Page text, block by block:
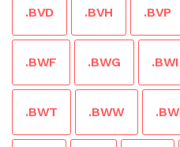
.BVD .BVH .BVP
.BWF .BWG .BWI
.BWT .BWW